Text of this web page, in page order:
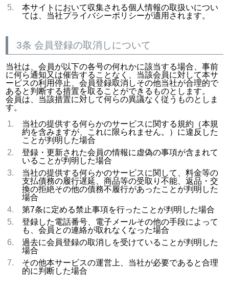
本サイトにおいて収集される個人情報の取扱いについ
ては、当社プライバシーポリシーが適用されます。
3条 会員登録の取消しについて
当社は、会員が以下の各号の何れかに該当する場合、事前
に何ら通知又は催告することなく、当該会員に対して本サ
ービスの利用停止、会員登録取消しその他当社が合理的で
あると判断する措置を取ることができるものとします。
会員は、当該措置に対して何らの異議なく従うものとしま
す。
当社の提供する何らかのサービスに関する規約（本規
約を含みますが、これに限られません。）に違反した
ことが判明した場合
登録・更新された会員の情報に虚偽の事項が含まれて
いることが判明した場合
当社の提供する何らかのサービスに関して、料金等の
支払債務の履行遅延、商品等の受取り不能、返品・交
換の拒絶その他の債務不履行があったことが判明した
場合
第7条に定める禁止事項を行ったことが判明した場合
登録した電話番号、電子メールその他の手段によって
も、会員との連絡が取れなくなった場合
過去に会員登録の取消しを受けていることが判明した
場合
その他本サービスの運営上、当社が必要であると合理
的に判断した場合